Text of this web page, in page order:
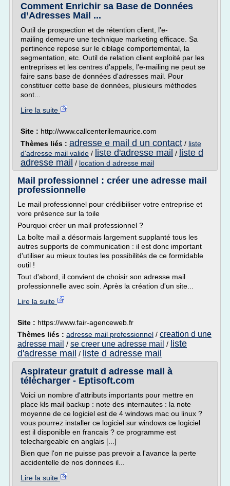
Comment Enrichir sa Base de Données
d’Adresses Mail ...
Outil de prospection et de rétention client, l'e-
mailing demeure une technique marketing efficace. Sa
pertinence repose sur le ciblage comportemental, la
segmentation, etc. Outil de relation client exploité par les
entreprises et les centres d'appels, l'e-mailing ne peut se
faire sans base de données d'adresses mail. Pour
constituer cette base de données, plusieurs méthodes
sont...
Lire la suite
Site : http://www.callcenterilemaurice.com
Thèmes liés : adresse e mail d un contact / liste
d'adresse mail valide / liste d'adresse mail / liste d
adresse mail / location d adresse mail
Mail professionnel : créer une adresse mail
professionnelle
Le mail professionnel pour crédibiliser votre entreprise et
vore présence sur la toile
Pourquoi créer un mail professionnel ?
La boîte mail a désormais largement supplanté tous les
autres supports de communication : il est donc important
d'utiliser au mieux toutes les possibilités de ce formidable
outil !
Tout d'abord, il convient de choisir son adresse mail
professionnelle avec soin. Après la création d'un site...
Lire la suite
Site : https://www.fair-agenceweb.fr
Thèmes liés : adresse mail professionnel / creation d une
adresse mail / se creer une adresse mail / liste
d'adresse mail / liste d adresse mail
Aspirateur gratuit d adresse mail à
télécharger - Eptisoft.com
Voici un nombre d'attributs importants pour mettre en
place kls mail backup : note des internautes : la note
moyenne de ce logiciel est de 4 windows mac ou linux ?
vous pourrez installer ce logiciel sur windows ce logiciel
est il disponible en francais ? ce programme est
telechargeable en anglais [...]
Bien que l'on ne puisse pas prevoir a l'avance la perte
accidentelle de nos donnees il...
Lire la suite